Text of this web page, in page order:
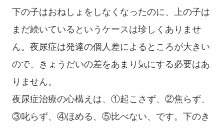
下の子はおねしょをしなくなったのに、上の子は
まだ続いているというケースは珍しくありませ
ん。夜尿症は発達の個人差によるところが大きい
ので、きょうだいの差をあまり気にする必要はあ
りません。
夜尿症治療の心構えは、①起こさず、②焦らず、
③叱らず、④ほめる、⑤比べない、です。下のき